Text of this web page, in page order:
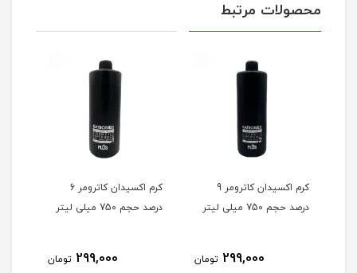
محصولات مرتبط
کرم اکسیدان کاترومر 9
درصد حجم 750 میلی لیتر
299,000 تومان
کرم اکسیدان کاترومر 6
درصد حجم 750 میلی لیتر
299,000 تومان